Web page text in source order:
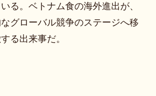
る。ベトナム食の海外進出が、
グローバル競争のステージへ移
る出来事だ。